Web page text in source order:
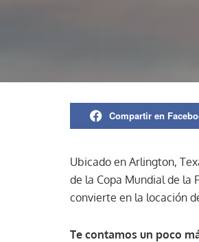
Compartir en
Ubicado en Arlington,
de la Copa Mundial de la
convierte en la locación
Te contamos un poco